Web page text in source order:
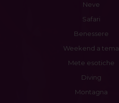
Neve
Safari
Benessere
Weekend a tema
Mete esotiche
Diving
Montagna